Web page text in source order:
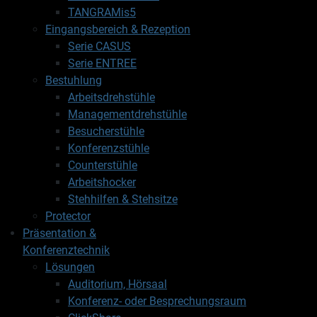
TANGRAMis5
Eingangsbereich & Rezeption
Serie CASUS
Serie ENTREE
Bestuhlung
Arbeitsdrehstühle
Managementdrehstühle
Besucherstühle
Konferenzstühle
Counterstühle
Arbeitshocker
Stehhilfen & Stehsitze
Protector
Präsentation &
Konferenztechnik
Lösungen
Auditorium, Hörsaal
Konferenz- oder Besprechungsraum